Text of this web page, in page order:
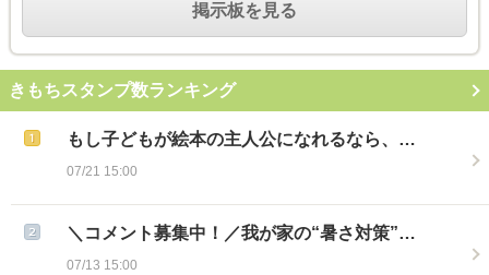
掲示板を見る
きもちスタンプ数ランキング
もし子どもが絵本の主人公になれるなら、…
07/21 15:00
＼コメント募集中！／我が家の“暑さ対策”…
07/13 15:00